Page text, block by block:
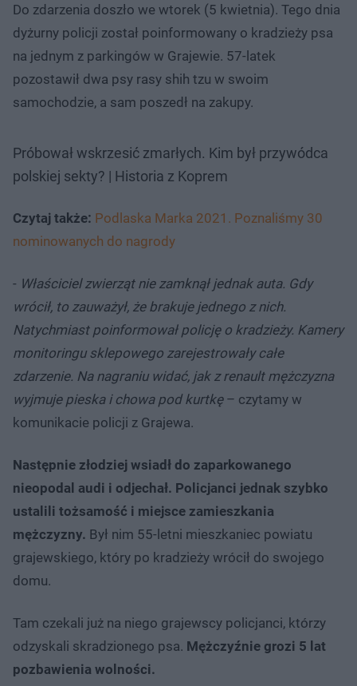
Do zdarzenia doszło we wtorek (5 kwietnia). Tego dnia
dyżurny policji został poinformowany o kradzieży psa
na jednym z parkingów w Grajewie. 57-latek
pozostawił dwa psy rasy shih tzu w swoim
samochodzie, a sam poszedł na zakupy.
Próbował wskrzesić zmarłych. Kim był przywódca
polskiej sekty? | Historia z Koprem
Czytaj także: Podlaska Marka 2021. Poznaliśmy 30
nominowanych do nagrody
- Właściciel zwierząt nie zamknął jednak auta. Gdy
wrócił, to zauważył, że brakuje jednego z nich.
Natychmiast poinformował policję o kradzieży. Kamery
monitoringu sklepowego zarejestrowały całe
zdarzenie. Na nagraniu widać, jak z renault mężczyzna
wyjmuje pieska i chowa pod kurtkę– czytamy w
komunikacie policji z Grajewa.
Następnie złodziej wsiadł do zaparkowanego
nieopodal audi i odjechał. Policjanci jednak szybko
ustalili tożsamość i miejsce zamieszkania
mężczyzny. Był nim 55-letni mieszkaniec powiatu
grajewskiego, który po kradzieży wrócił do swojego
domu.
Tam czekali już na niego grajewscy policjanci, którzy
odzyskali skradzionego psa. Mężczyźnie grozi 5 lat
pozbawienia wolności.